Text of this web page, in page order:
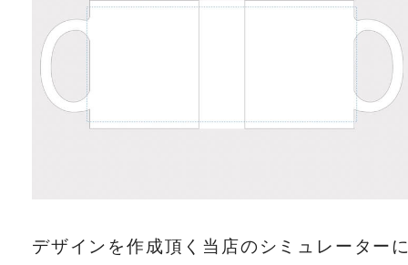
デザインを作成頂く当店のシミュレーター